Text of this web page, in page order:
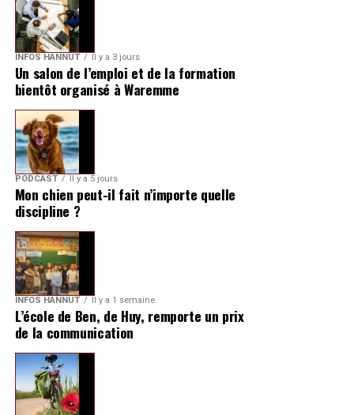
INFOS HANNUT Il y a 3 jours
Un salon de l’emploi et de la formation
bientôt organisé à Waremme
PODCAST Il y a 5 jours
Mon chien peut-il fait n’importe quelle
discipline ?
INFOS HANNUT Il y a 1 semaine
L’école de Ben, de Huy, remporte un prix
de la communication